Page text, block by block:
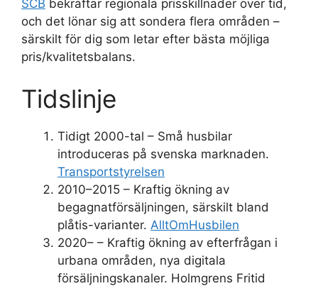
SCB bekräftar regionala prisskillnader över tid,
och det lönar sig att sondera flera områden –
särskilt för dig som letar efter bästa möjliga
pris/kvalitetsbalans.
Tidslinje
Tidigt 2000-tal – Små husbilar
introduceras på svenska marknaden.
Transportstyrelsen
2010–2015 – Kraftig ökning av
begagnatförsäljningen, särskilt bland
plåtis-varianter. AlltOmHusbilen
2020– – Kraftig ökning av efterfrågan i
urbana områden, nya digitala
försäljningskanaler. Holmgrens Fritid